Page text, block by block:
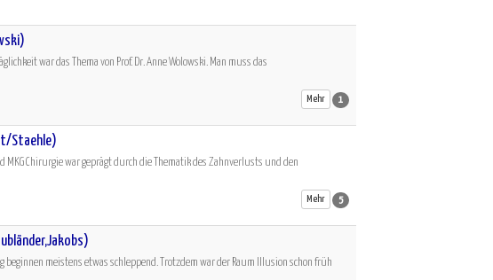
ins Versorgungswerk. Jetzt hat der BFH zumindest entschieden,
und Kinder beschlossen
war das Thema von Prof. Dr. Anne Wolowski. Man muss das
Mehr 1
Staehle)
und MKG Chirurgie war geprägt durch die Thematik des Zahnverlusts und den
Mehr 5
beginnen meistens etwas schleppend. Trotzdem war der Raum Illusion schon früh